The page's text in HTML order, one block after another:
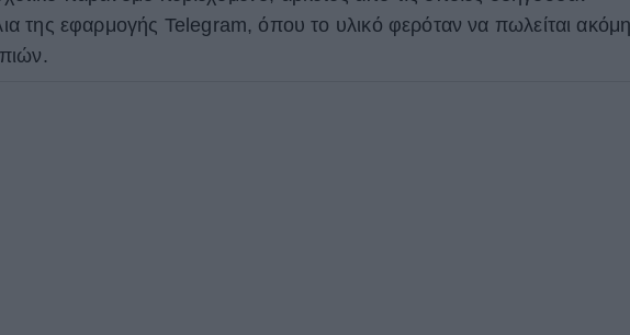
της εφαρμογής Telegram, όπου το υλικό φερόταν να πωλείται